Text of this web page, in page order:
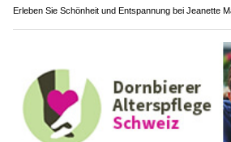
Erleben Sie Schönheit und Entspannung bei Jeanette